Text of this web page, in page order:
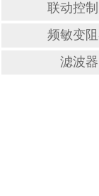
联动控
频敏变
滤波器